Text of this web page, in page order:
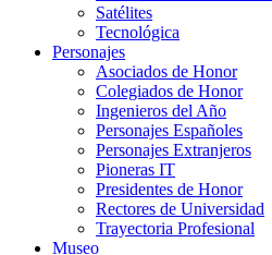
Satélites
Tecnológica
Personajes
Asociados de Honor
Colegiados de Honor
Ingenieros del Año
Personajes Españoles
Personajes Extranjeros
Pioneras IT
Presidentes de Honor
Rectores de Universidad
Trayectoria Profesional
Museo